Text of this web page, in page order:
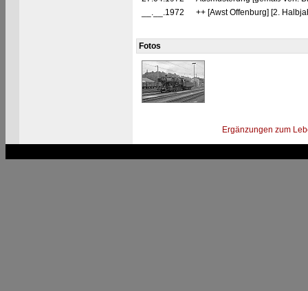
__.__.1972
++ [Awst Offenburg] [2.
Fotos
Ergänzungen zum